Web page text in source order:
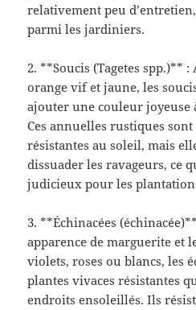
relativement peu
parmi les jardiniers.
2. **Soucis (Tagetes spp.)**
orange vif et jaune, les
ajouter une couleur joyeuse
Ces annuelles rustiques
résistantes au soleil, mais
dissuader les ravageurs, ce
judicieux pour les
3. **Échinacées
apparence de marguerite et
violets, roses ou blancs, les
plantes vivaces résistantes
endroits ensoleillés. Ils